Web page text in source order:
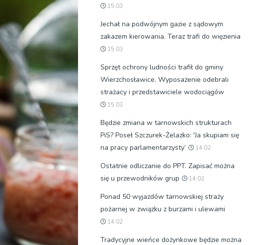
15:03
Jechał na podwójnym gazie z sądowym
zakazem kierowania. Teraz trafi do więzienia
15:03
Sprzęt ochrony ludności trafił do gminy
Wierzchosławice. Wyposażenie odebrali
strażacy i przedstawiciele wodociągów
15:03
Będzie zmiana w tarnowskich strukturach
PiS? Poseł Szczurek-Żelazko: 'Ja skupiam się
na pracy parlamentarzysty’
14:02
Ostatnie odliczanie do PPT. Zapisać można
się u przewodników grup
14:02
Ponad 50 wyjazdów tarnowskiej straży
pożarnej w związku z burzami i ulewami
14:02
Tradycyjne wieńce dożynkowe będzie można